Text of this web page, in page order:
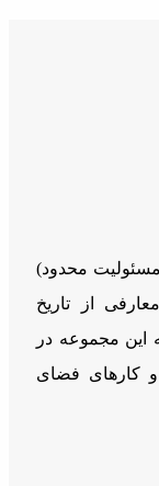
محدود)
از تاریخ
این مجموعه در
کارهای فضای